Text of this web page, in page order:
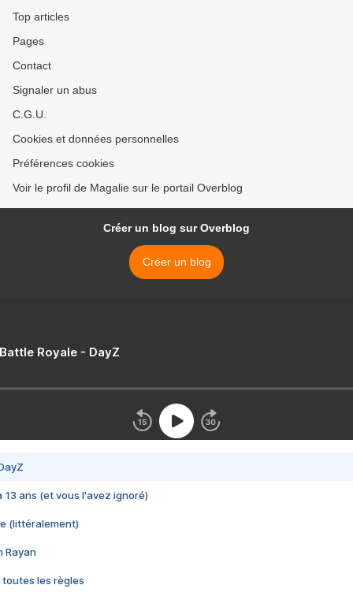
Top articles
Pages
Contact
Signaler un abus
C.G.U.
Cookies et données personnelles
Préférences cookies
Voir le profil de Magalie sur le portail Overblog
Créer un blog sur Overblog
Créer un blog
Royale - DayZ
13 ans (et vous l'avez ignoré)
(littéralement)
Rayan
toutes les règles